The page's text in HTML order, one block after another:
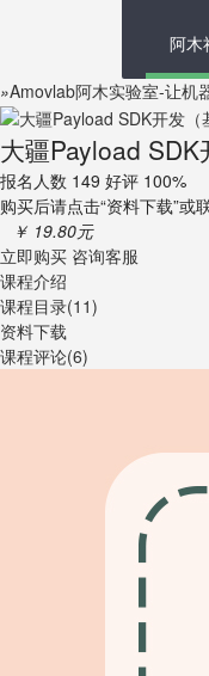
阿木
»Amovlab阿木实验室-让机
大疆Payload SDK
报名人数 149 好评 100%
购买后请点击“资料下载”或
￥ 19.80元
立即购买 咨询客服
课程介绍
课程目录(11)
资料下载
课程评论(6)